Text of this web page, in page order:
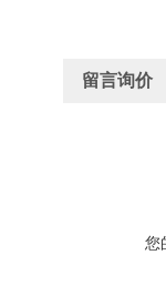
留言询价
您